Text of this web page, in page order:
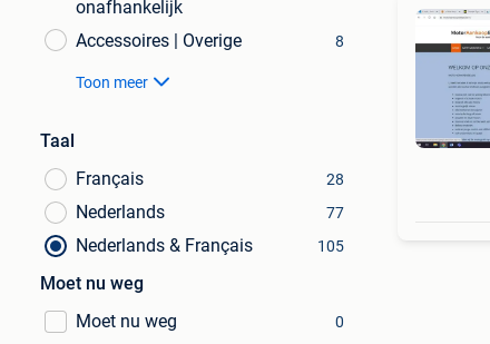
onafhankelijk
Accessoires | Overige 8
Toon meer
Taal
Français
28
Nederlands 77
Nederlands & Français 105
Moet nu weg
Moet nu weg
0